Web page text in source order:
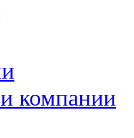
компании